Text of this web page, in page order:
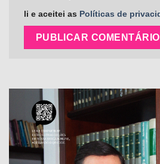
li e aceitei as Políticas de